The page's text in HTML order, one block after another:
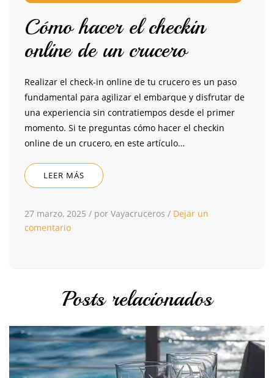
Cómo hacer el checkin
online de un crucero
Realizar el check-in online de tu crucero es un paso
fundamental para agilizar el embarque y disfrutar de
una experiencia sin contratiempos desde el primer
momento. Si te preguntas cómo hacer el checkin
online de un crucero, en este artículo…
LEER MÁS
27 marzo, 2025 / por Vayacruceros / Dejar un
comentario
Posts relacionados